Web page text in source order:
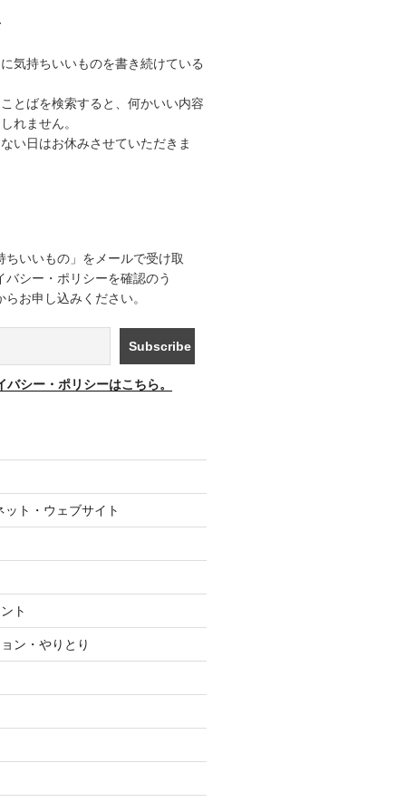
気持ちいいものを書き続けている
とばを検索すると、何かいい内容
れません。
い日はお休みさせていただきま
いいもの」をメールで受け取
バシー・ポリシーを確認のう
お申し込みください。
バシー・ポリシーはこちら。
ト・ウェブサイト
ト
ン・やりとり